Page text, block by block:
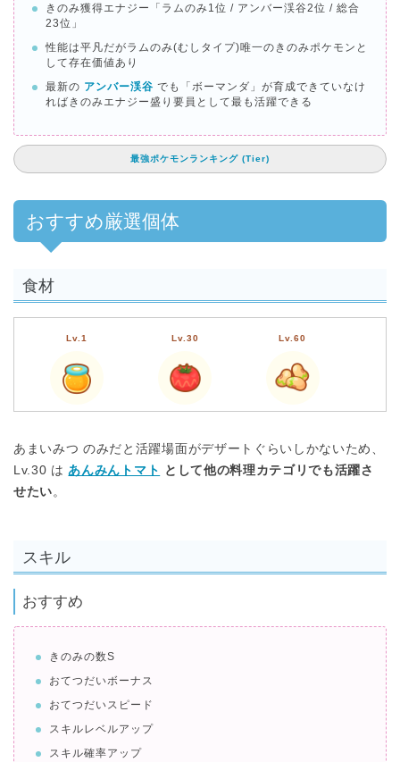
きのみ獲得エナジー「ラムのみ1位 / アンバー渓谷2位 / 総合
23位」
性能は平凡だがラムのみ(むしタイプ)唯一のきのみポケモンと
して存在価値あり
最新の アンバー渓谷 でも「ボーマンダ」が育成できていなけ
ればきのみエナジー盛り要員として最も活躍できる
最強ポケモンランキング (Tier)
おすすめ厳選個体
食材
Lv.1 Lv.30 Lv.60
あまいみつ のみだと活躍場面がデザートぐらいしかないため、
Lv.30 は あんみんトマト として他の料理カテゴリでも活躍さ
せたい 。
スキル
おすすめ
きのみの数S
おてつだいボーナス
おてつだいスピード
スキルレベルアップ
スキル確率アップ